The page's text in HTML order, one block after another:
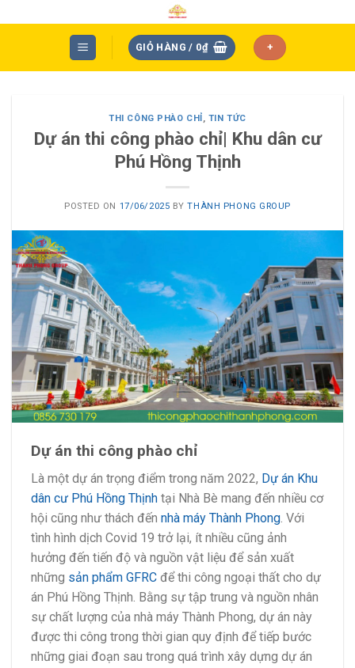
to
GIỎ HÀNG / 0₫ +
THI CÔNG PHÀO CHỈ, TIN TỨC
Dự án thi công phào chỉ| Khu dân cư
Phú Hồng Thịnh
POSTED ON 17/06/2025 BYTHÀNH PHONG GROUP
Dự án thi công phào chỉ
Là một dự án trọng điểm trong năm 2022, Dự án Khu
dân cư Phú Hồng Thịnh tại Nhà Bè mang đến nhiều cơ
hội cũng như thách đến nhà máy Thành Phong. Với
tình hình dịch Covid 19 trở lại, ít nhiều cũng ảnh
hưởng đến tiến độ và nguồn vật liệu để sản xuất
những sản phẩm GFRC để thi công ngoại thất cho dự
án Phú Hồng Thịnh. Bằng sự tập trung và nguồn nhân
sự chất lượng của nhà máy Thành Phong, dự án này
được thi công trong thời gian quy định để tiếp bước
những giai đoạn sau trong quá trình xây dựng dự án